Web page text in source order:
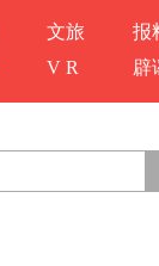
文旅
报
V R 辟